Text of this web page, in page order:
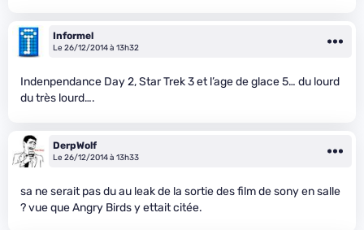
Informel
Le 26/12/2014 à 13h32
Indenpendance Day 2, Star Trek 3 et l’age de glace 5… du lourd
du très lourd….
DerpWolf
Le 26/12/2014 à 13h33
sa ne serait pas du au leak de la sortie des film de sony en salle
? vue que Angry Birds y ettait citée.